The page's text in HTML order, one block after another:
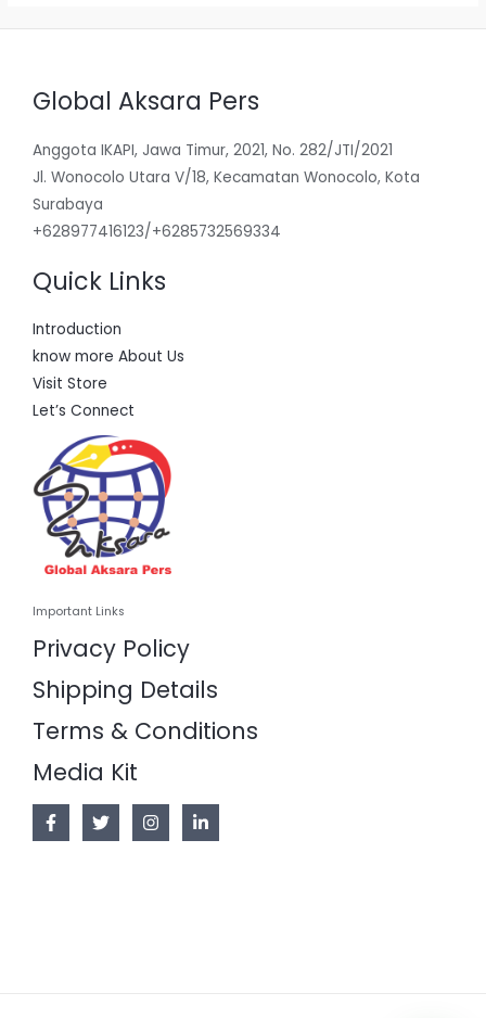
Global Aksara Pers
Anggota IKAPI, Jawa Timur, 2021, No. 282/JTI/2021
Jl. Wonocolo Utara V/18, Kecamatan Wonocolo, Kota
Surabaya
+628977416123/+6285732569334
Quick Links
Introduction
know more About Us
Visit Store
Let’s Connect
Important Links
Privacy Policy
Shipping Details
Terms & Conditions
Media Kit